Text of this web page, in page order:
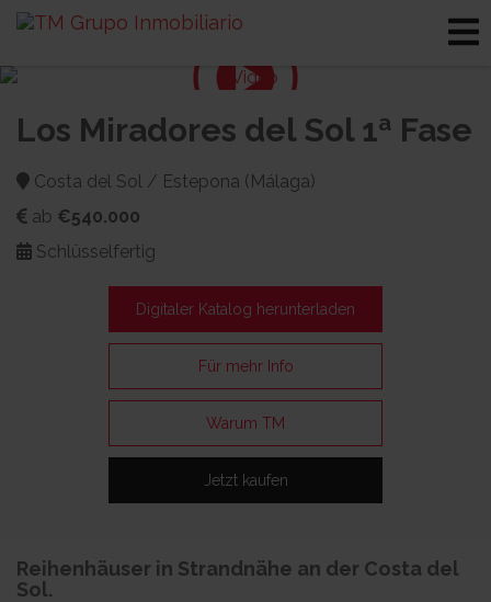
Los Miradores del Sol 1ª Fase
Costa del Sol / Estepona (Málaga)
ab €540.000
Schlüsselfertig
Digitaler Katalog herunterladen
Für mehr Info
Warum TM
Jetzt kaufen
Reihenhäuser in Strandnähe an der Costa del
Sol.